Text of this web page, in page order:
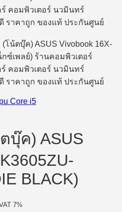
Core i5
บุ๊ค) ASUS
BLACK)
7%